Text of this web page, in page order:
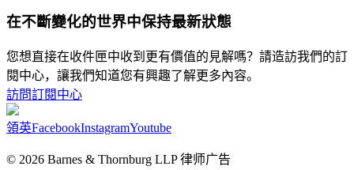
在不斷變化的世界中保持最新狀態
您想直接在收件匣中收到更有價值的見解嗎？請造訪我們的訂
閱中心，讓我們知道您有興趣了解更多內容。
訪問訂閱中心
領英FacebookInstagramYoutube
© 2026 Barnes & Thornburg LLP 律师广告